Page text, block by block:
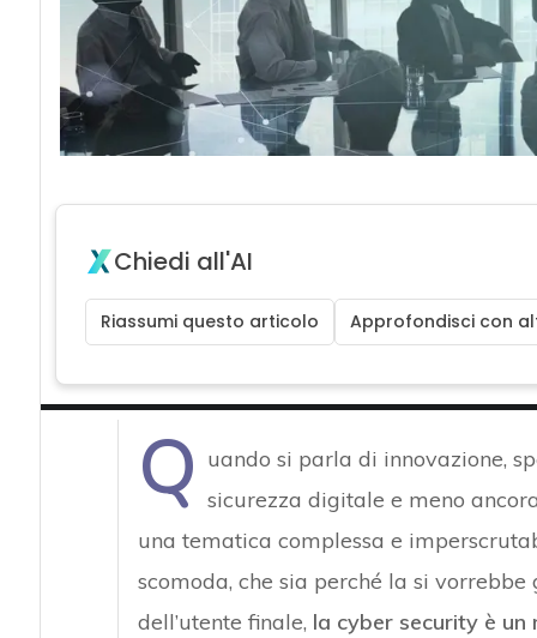
Chiedi all'AI
Riassumi questo articolo Approfondisci con
Q uando si parla di innovazione,
sicurezza digitale e meno
una tematica complessa e
scomoda, che sia perché la si
dell’utente finale, la cyber security è un